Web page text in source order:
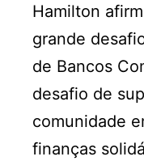
Hamilton
grande
de Bancos
desafio de
comunidade
finanças